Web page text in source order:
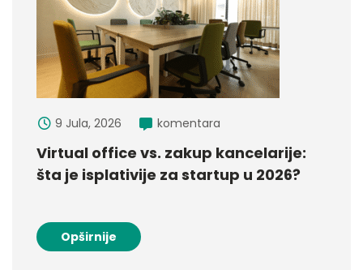
9 Jula, 2026 komentara
Virtual office vs. zakup kancelarije:
šta je isplativije za startup u 2026?
Opširnije